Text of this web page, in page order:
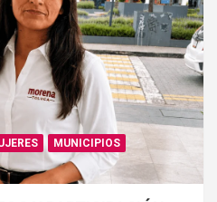
MUNICIPIOS